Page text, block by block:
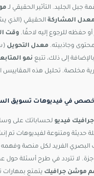
الجليد. التأثير الحقيقي لـ
المشاركة الحقيقي (الذي
حفظه للرجوع إليه لاحقًا. وقت
وجاذبيته. معدل التحويل
إلى ذلك، تتبع نمو
مخلصة. تحليل هذه المقاييس
في فيديوهات تسويق
فيديو لحساباتك على
ومتنوعة لفيديوهات تم
الفريد لكل منصة
لا تتردد في طرح أسئلة حول
موشن جرافيك يتمتع